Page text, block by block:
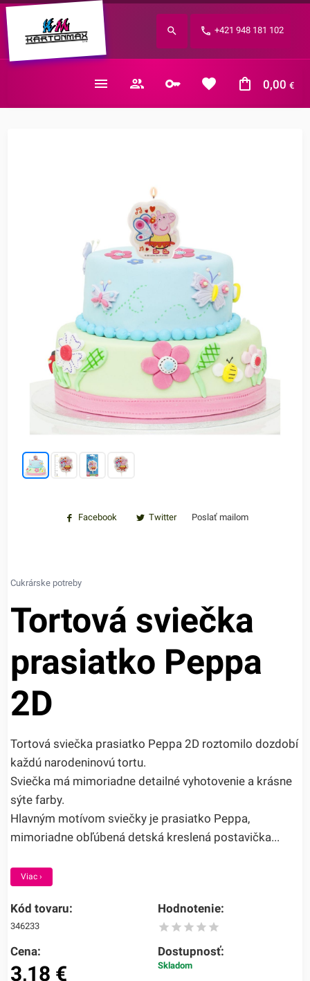
+421 948 181 102
0,00 €
Zabudnuté heslo?
E-mail
Facebook Twitter Poslať mailom
Cukrárske potreby
Tortová sviečka
prasiatko Peppa
2D
Tortová sviečka prasiatko Peppa 2D roztomilo dozdobí
každú narodeninovú tortu.
Sviečka má mimoriadne detailné vyhotovenie a krásne
sýte farby.
Hlavným motívom sviečky je prasiatko Peppa,
mimoriadne obľúbená detská kreslená postavička...
Viac ›
Kód tovaru:
346233
Hodnotenie:
Cena:
3,18 €
Dostupnosť:
Skladom